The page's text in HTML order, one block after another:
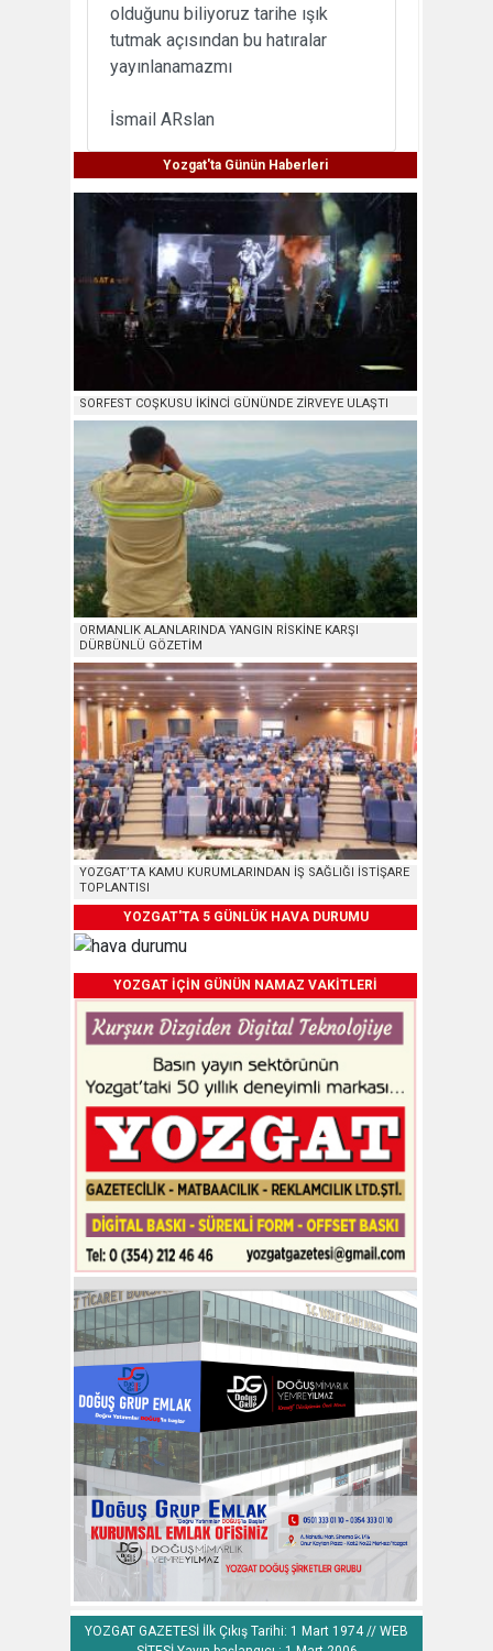
olduğunu biliyoruz tarihe ışık
tutmak açısından bu hatıralar
yayınlanamazmı
İsmail ARslan
Yozgat'ta Günün Haberleri
SORFEST COŞKUSU İKİNCİ GÜNÜNDE ZİRVEYE ULAŞTI
ORMANLIK ALANLARINDA YANGIN RİSKİNE KARŞI
DÜRBÜNLÜ GÖZETİM
YOZGAT’TA KAMU KURUMLARINDAN İŞ SAĞLIĞI İSTİŞARE
TOPLANTISI
YOZGAT'TA 5 GÜNLÜK HAVA DURUMU
YOZGAT İÇİN GÜNÜN NAMAZ VAKİTLERİ
YOZGAT GAZETESİ İlk Çıkış Tarihi: 1 Mart 1974 // WEB